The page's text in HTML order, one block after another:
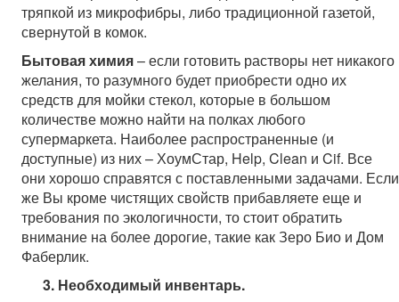
тряпкой из микрофибры, либо традиционной газетой,
свернутой в комок.
Бытовая химия– если готовить растворы нет никакого
желания, то разумного будет приобрести одно их
средств для мойки стекол, которые в большом
количестве можно найти на полках любого
супермаркета. Наиболее распространенные (и
доступные) из них – ХоумСтар, Help, Clean и Cif. Все
они хорошо справятся с поставленными задачами. Если
же Вы кроме чистящих свойств прибавляете еще и
требования по экологичности, то стоит обратить
внимание на более дорогие, такие как Зеро Био и Дом
Фаберлик.
3. Необходимый инвентарь.